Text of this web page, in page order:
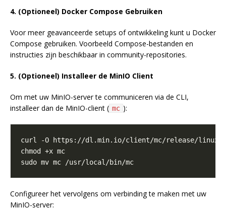
4. (Optioneel) Docker Compose Gebruiken
Voor meer geavanceerde setups of ontwikkeling kunt u Docker
Compose gebruiken. Voorbeeld Compose-bestanden en
instructies zijn beschikbaar in community-repositories.
5. (Optioneel) Installeer de MinIO Client
Om met uw MinIO-server te communiceren via de CLI,
installeer dan de MinIO-client ( mc ):
Configureer het vervolgens om verbinding te maken met uw
MinIO-server: